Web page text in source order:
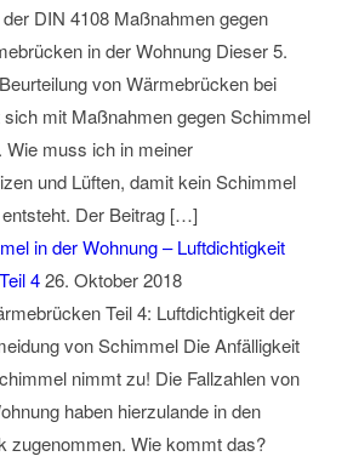
DIN 4108 Maßnahmen gegen
in der Wohnung Dieser 5.
von Wärmebrücken bei
mit Maßnahmen gegen Schimmel
muss ich in meiner
und Lüften, damit kein Schimmel
Der Beitrag […]
in der Wohnung – Luftdichtigkeit
4 26. Oktober 2018
Teil 4: Luftdichtigkeit der
von Schimmel Die Anfälligkeit
nimmt zu! Die Fallzahlen von
haben hierzulande in den
zugenommen. Wie kommt das?